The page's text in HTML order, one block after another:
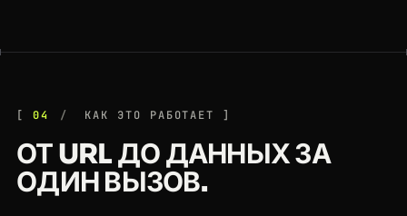
04 КАК ЭТО РАБОТАЕТ
ОТ URL ДО ДАННЫХ ЗА
ОДИН ВЫЗОВ.